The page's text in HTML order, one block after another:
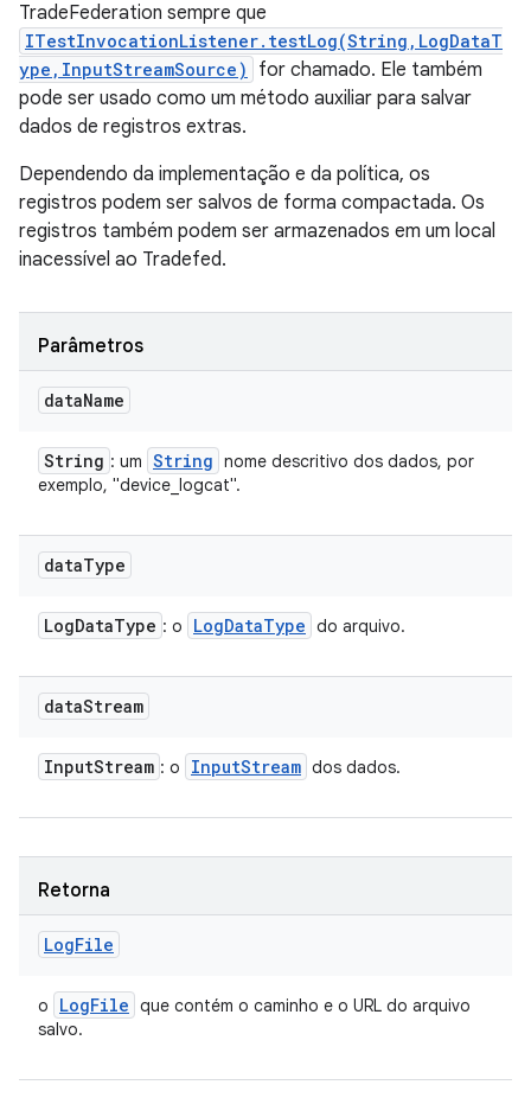
TradeFederation sempre que
ITestInvocationListener.testLog(String,LogDataT
ype,InputStreamSource)
for chamado. Ele também
pode ser usado como um método auxiliar para salvar
dados de registros extras.
Dependendo da implementação e da política, os
registros podem ser salvos de forma compactada. Os
registros também podem ser armazenados em um local
inacessível ao Tradefed.
Parâmetros
dataName
String : um String nome descritivo dos dados, por
exemplo, "device_logcat".
dataType
LogDataType : o LogDataType do arquivo.
dataStream
InputStream : o InputStream dos dados.
Retorna
LogFile
o LogFile que contém o caminho e o URL do arquivo
salvo.